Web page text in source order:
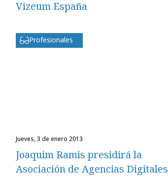
Vizeum España
Profesionales
jueves, 3 de enero 2013
Joaquim Ramis presidirá la
Asociación de Agencias Digitales